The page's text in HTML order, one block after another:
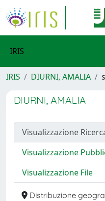
IRIS
IRIS DIURNI, AMALIA
DIURNI, AMALIA
Visualizzazione
Visualizzazione
Visualizzazione File
Distribuzione